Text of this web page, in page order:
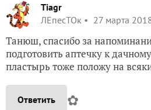
Tiagr
ЛЕпесТОк
27 марта
Танюш, спасибо за
подготовить аптечку к
пластырь тоже положу на
Ответить ✿